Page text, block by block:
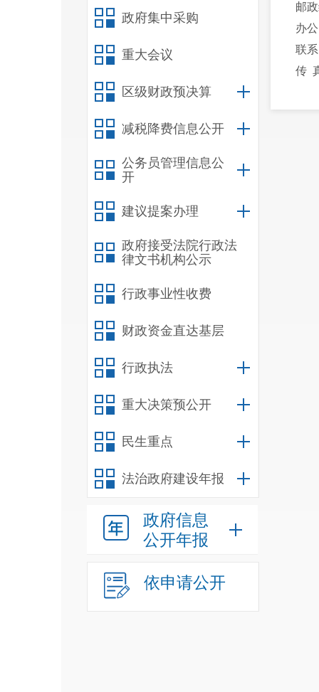
政府集中采购
重大会议
区级财政预决算
减税降费信息公开
公务员管理信息公
开
建议提案办理
政府接受法院行政法
律文书机构公示
行政事业性收费
财政资金直达基层
行政执法
重大决策预公开
民生重点
法治政府建设年报
政府信息
公开年报
依申请公开
邮政
办公
联系
传 真